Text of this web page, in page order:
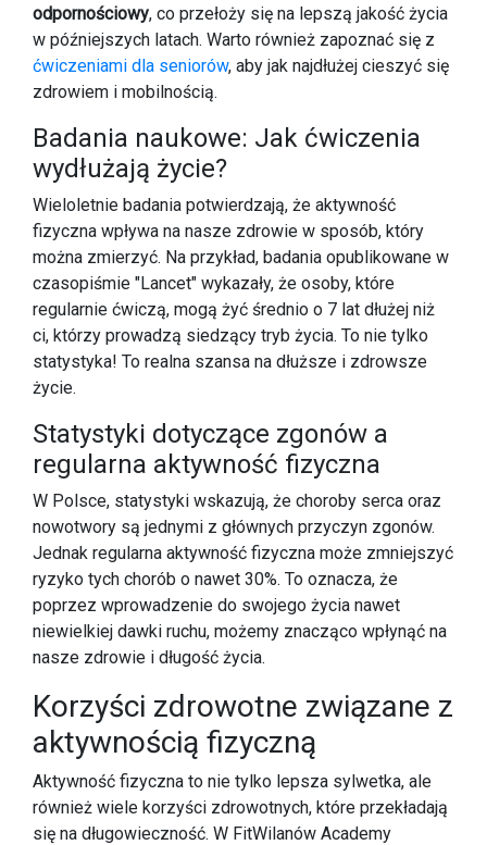
odpornościowy, co przełoży się na lepszą jakość życia
w późniejszych latach. Warto również zapoznać się z
ćwiczeniami dla seniorów, aby jak najdłużej cieszyć się
zdrowiem i mobilnością.
Badania naukowe: Jak ćwiczenia
wydłużają życie?
Wieloletnie badania potwierdzają, że aktywność
fizyczna wpływa na nasze zdrowie w sposób, który
można zmierzyć. Na przykład, badania opublikowane w
czasopiśmie "Lancet" wykazały, że osoby, które
regularnie ćwiczą, mogą żyć średnio o 7 lat dłużej niż
ci, którzy prowadzą siedzący tryb życia. To nie tylko
statystyka! To realna szansa na dłuższe i zdrowsze
życie.
Statystyki dotyczące zgonów a
regularna aktywność fizyczna
W Polsce, statystyki wskazują, że choroby serca oraz
nowotwory są jednymi z głównych przyczyn zgonów.
Jednak regularna aktywność fizyczna może zmniejszyć
ryzyko tych chorób o nawet 30%. To oznacza, że
poprzez wprowadzenie do swojego życia nawet
niewielkiej dawki ruchu, możemy znacząco wpłynąć na
nasze zdrowie i długość życia.
Korzyści zdrowotne związane z
aktywnością fizyczną
Aktywność fizyczna to nie tylko lepsza sylwetka, ale
również wiele korzyści zdrowotnych, które przekładają
się na długowieczność. W FitWilanów Academy